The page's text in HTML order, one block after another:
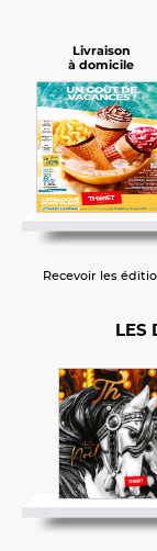
Livraison
à domicile
Recevoir les
LES